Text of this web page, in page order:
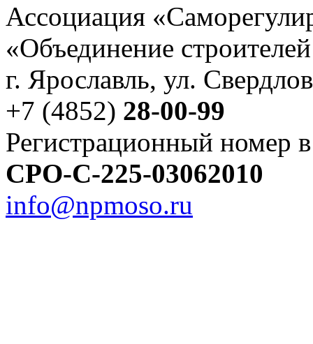
Ассоциация
«Объединение
г. Ярославль, ул.
+7 (4852) 28-00-99
Регистрационный номер
СРО-С-225-03062010
info@npmoso.ru